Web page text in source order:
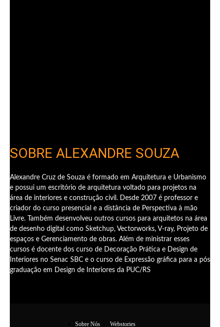
SOBRE ALEXANDRE SOUZA
Alexandre Cruz de Souza é formado em Arquitetura e Urbanismo
e possui um escritório de arquitetura voltado para projetos na
área de interiores e construção civil. Desde 2007 é professor e
criador do curso presencial e a distância de Perspectiva à mão
Livre. Também desenvolveu outros cursos para arquitetos na área
de desenho digital como Sketchup, Vectorworks, V-ray, Projeto de
espaços e Gerenciamento de obras. Além de ministrar esses
cursos é docente dos curso de Decoração Prática e Design de
Interiores no Senac SBC e o curso de Expressão gráfica para a pós
graduação em Design de Interiores da PUC/RS
Sobre Nós Webstories